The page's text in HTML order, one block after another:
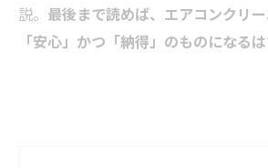
説。 最後まで読めば、エアコンクリ
「安心」かつ「納得」のものになるは